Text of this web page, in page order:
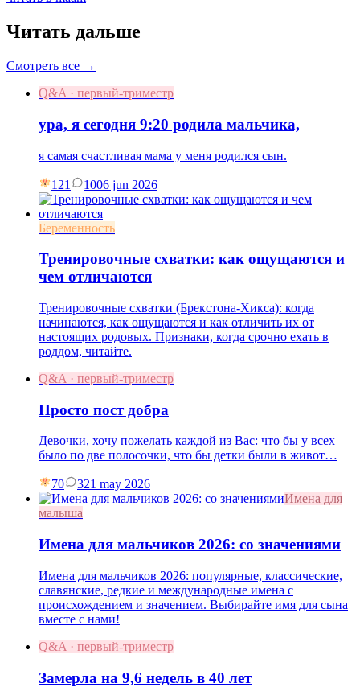
Читать дальше
Смотреть все →
Q&A · первый-триместр
ура, я сегодня 9:20 родила мальчика,
я самая счастливая мама у меня родился сын.
121 1006 jun 2026
Беременность
Тренировочные схватки: как ощущаются и
чем отличаются
Тренировочные схватки (Брекстона-Хикса): когда
начинаются, как ощущаются и как отличить их от
настоящих родовых. Признаки, когда срочно ехать в
роддом, читайте.
Q&A · первый-триместр
Просто пост добра
Девочки, хочу пожелать каждой из Вас: что бы у всех
было по две полосочки, что бы детки были в живот…
70 321 may 2026
Имена для
малыша
Имена для мальчиков 2026: со значениями
Имена для мальчиков 2026: популярные, классические,
славянские, редкие и международные имена с
происхождением и значением. Выбирайте имя для сына
вместе с нами!
Q&A · первый-триместр
Замерла на 9,6 недель в 40 лет